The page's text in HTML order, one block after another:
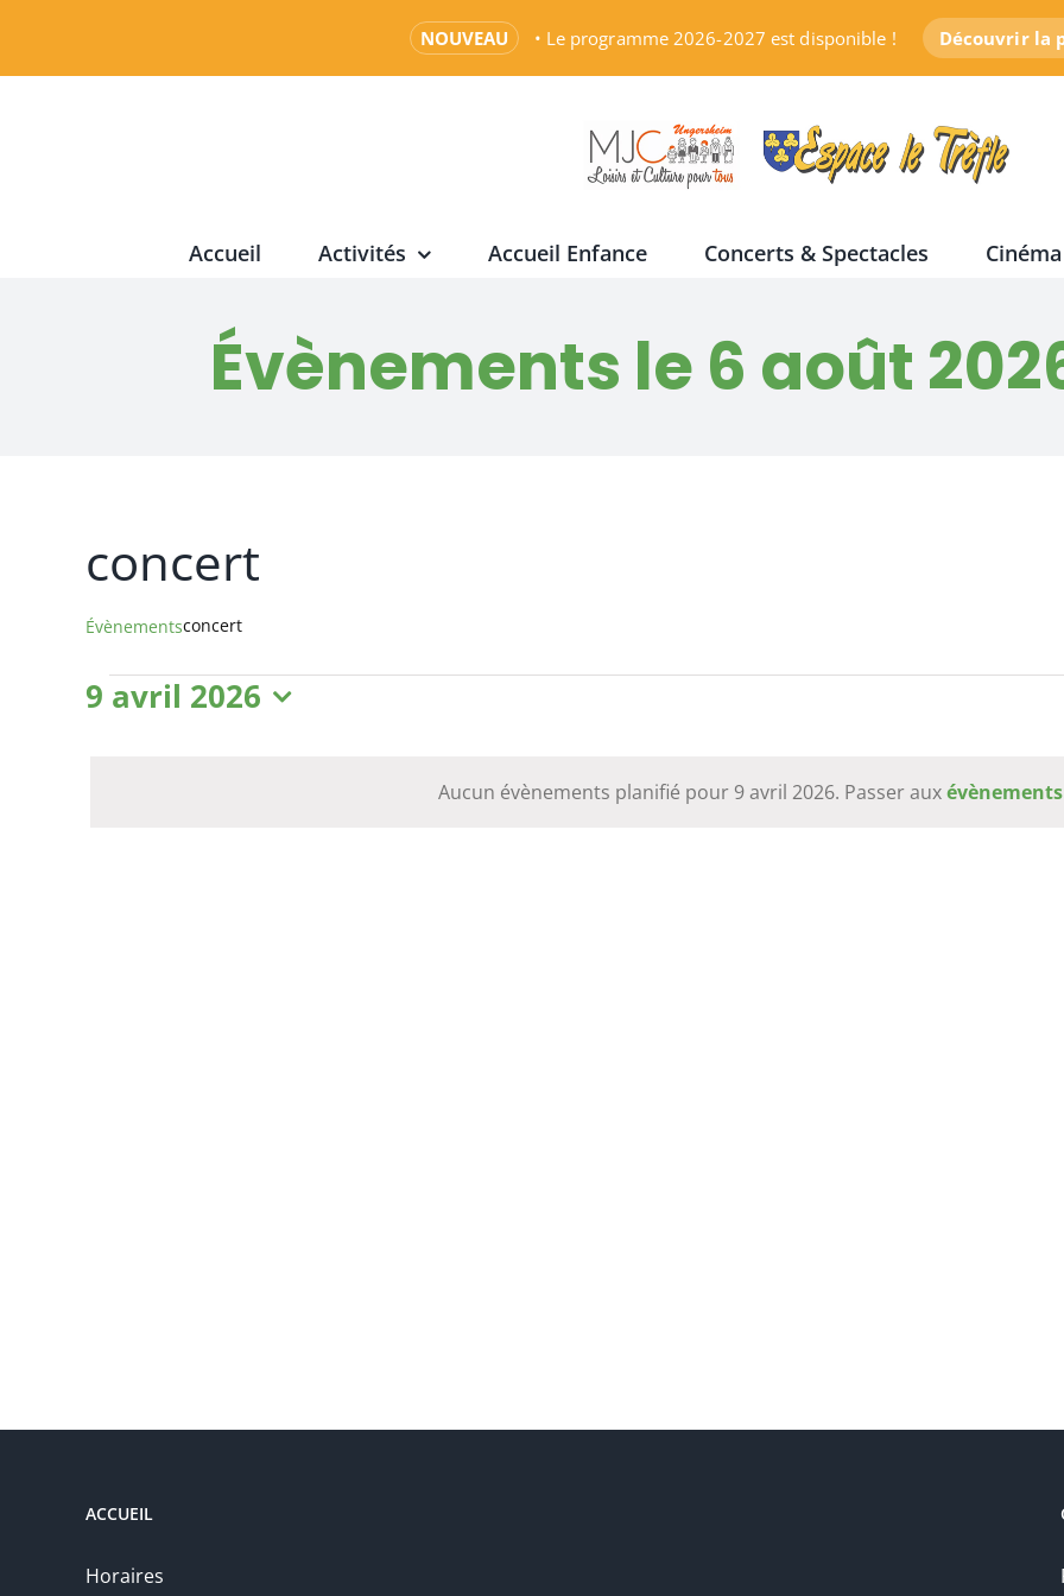
NOUVEAU • Le programme 2026-2027 est disponible ! Découvrir la
Accueil Activités Accueil Enfance Concerts & Spectacles Cinéma
Évènements le 6 août
concert
Évènementsconcert
Évènements
Notice
Aucun évènements planifié pour 9 avril 2026. Passer aux
9 avril 2026
ACCUEIL
Horaires